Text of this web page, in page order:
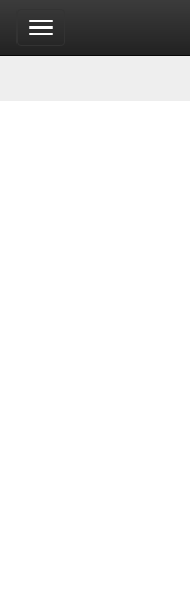
Toggle